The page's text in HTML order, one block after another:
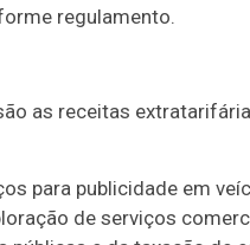
regulamento.
as receitas
para publicidade em
de serviços